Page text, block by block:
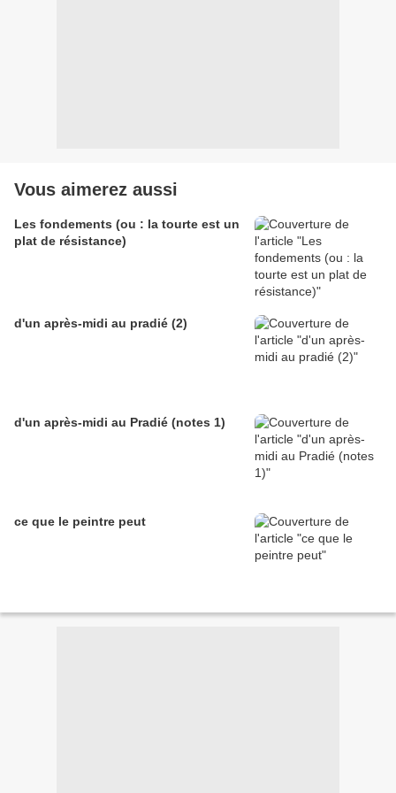
Vous aimerez aussi
Les fondements (ou : la tourte est un
plat de résistance)
d'un après-midi au pradié (2)
d'un après-midi au Pradié (notes 1)
ce que le peintre peut